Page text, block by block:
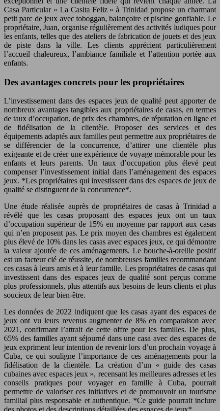
Casa Particular « La Casita Feliz » à Trinidad propose un charmant
petit parc de jeux avec toboggan, balançoire et piscine gonflable. Le
propriétaire, Juan, organise régulièrement des activités ludiques pour
les enfants, telles que des ateliers de fabrication de jouets et des jeux
de piste dans la ville. Les clients apprécient particulièrement
l’accueil chaleureux, l’ambiance familiale et l’attention portée aux
enfants.
Des avantages concrets pour les propriétaires
L’investissement dans des espaces jeux de qualité peut apporter de
nombreux avantages tangibles aux propriétaires de casas, en termes
de taux d’occupation, de prix des chambres, de réputation en ligne et
de fidélisation de la clientèle. Proposer des services et des
équipements adaptés aux familles peut permettre aux propriétaires de
se différencier de la concurrence, d’attirer une clientèle plus
exigeante et de créer une expérience de voyage mémorable pour les
enfants et leurs parents. Un taux d’occupation plus élevé peut
compenser l’investissement initial dans l’aménagement des espaces
jeux. *Les propriétaires qui investissent dans des espaces de jeux de
qualité se distinguent de la concurrence*.
Une étude réalisée auprès de propriétaires de casas à Trinidad a
révélé que les casas proposant des espaces jeux ont un taux
d’occupation supérieur de 15% en moyenne par rapport aux casas
qui n’en proposent pas. Le prix moyen des chambres est également
plus élevé de 10% dans les casas avec espaces jeux, ce qui démontre
la valeur ajoutée de ces aménagements. Le bouche-à-oreille positif
est un facteur clé de réussite, de nombreuses familles recommandant
ces casas à leurs amis et à leur famille. Les propriétaires de casas qui
investissent dans des espaces jeux de qualité sont perçus comme
plus professionnels, plus attentifs aux besoins de leurs clients et plus
soucieux de leur bien-être.
Les données de 2022 indiquent que les casas ayant des espaces de
jeux ont vu leurs revenus augmenter de 8% en comparaison avec
2021, confirmant l’attrait de cette offre pour les familles. De plus,
65% des familles ayant séjourné dans une casa avec des espaces de
jeux expriment leur intention de revenir lors d’un prochain voyage à
Cuba, ce qui souligne l’importance de ces aménagements pour la
fidélisation de la clientèle. La création d’un « guide des casas
cubaines avec espaces jeux », recensant les meilleures adresses et les
conseils pratiques pour voyager en famille à Cuba, pourrait
permettre de valoriser ces initiatives et de promouvoir un tourisme
familial plus responsable et authentique. *Ce guide pourrait inclure